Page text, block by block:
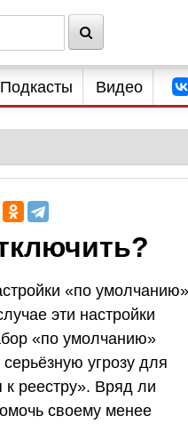
Подкасты Видео
«по умолчанию»
эти настройки
«по умолчанию»
угрозу для
реестру». Вряд ли
своему менее